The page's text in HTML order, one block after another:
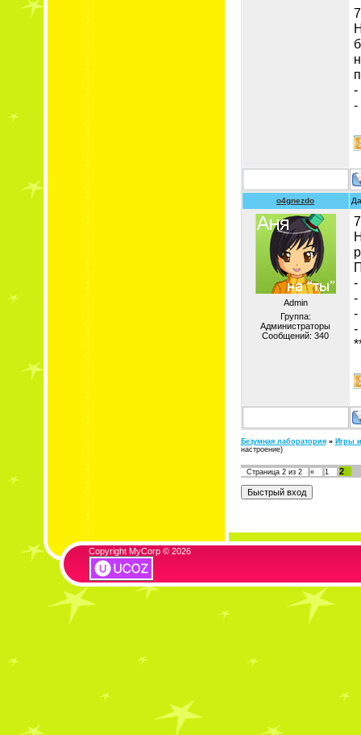
-
-
o4gnezdo
Admin
Группа:
Администраторы
Сообщений: 340
-
-
-
-
Безумная лаборатория » Игры
настроение)
Страница 2из 2 « 1 2
Copyright MyCorp © 2026